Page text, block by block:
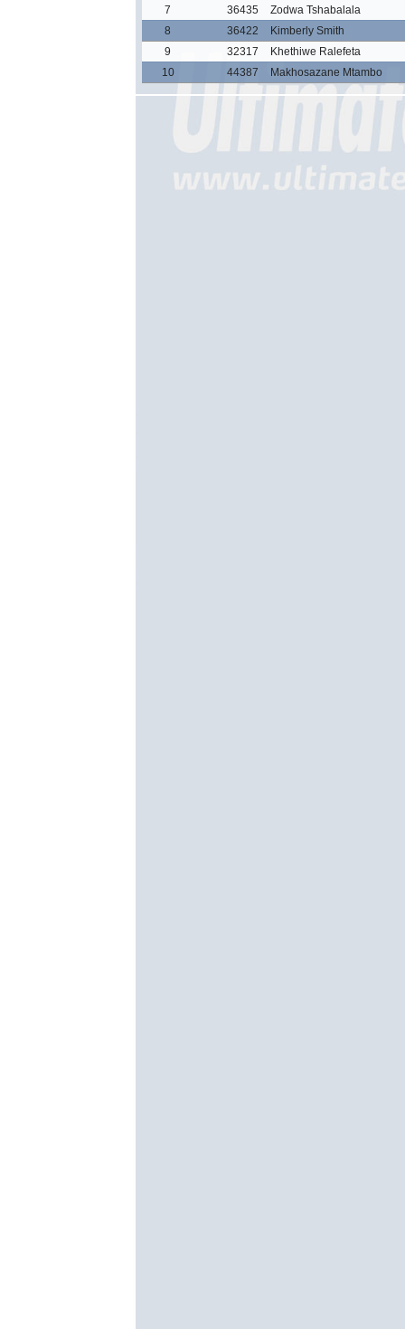
7 36435
Zodwa Tshabalala
8
36422
Kimberly Smith
9
32317
Khethiwe Ralefeta
10
44387 Makhosazane Mtambo